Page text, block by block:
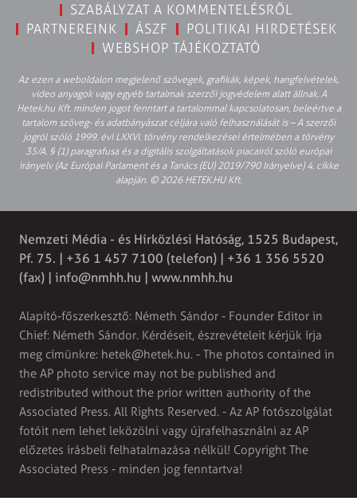
SZABÁLYZAT A KOMMENTELÉSRŐL
PARTNEREINK
ÁSZF
POLITIKAI HIRDETÉSEK
WEBSHOP TÁJÉKOZTATÓ
Az ezen a weboldalon megjelenő szövegek, grafikák, képek, hangfelvételek,
video anyagok vagy egyéb tartalmak szerzői jogvédelem alatt állnak. A
Hetek.hu Kft. minden jogot fenntart a tartalommal kapcsolatosan, beleértve a
tartalom szöveg- és adatbányászat céljára való felhasználását is – A szerzői
jogról szóló 1999. évi LXXVI. törvény rendelkezései értelmében a törvény
35/A. § (1) paragrafusa és a digitális szolgáltatások piacairól szóló európai
irányelv (Az Európai Parlament és a Tanács (EU) 2019/790 Irányelve) 4. cikke
alapján. © 2026 HETEK.HU Kft.
Nemzeti Média - és Hírközlési Hatóság, 1525 Budapest,
Pf. 75. | +36 1 457 7100 (telefon) | +36 1 356 5520
(fax) | info@nmhh.hu | www.nmhh.hu
Alapító-főszerkesztő: Németh Sándor - Founder Editor in
Chief: Németh Sándor. Kérdéseit, észrevételeit kérjük írja
meg címünkre: hetek@hetek.hu. - The photos contained in
the AP photo service may not be published and
redistributed without the prior written authority of the
Associated Press. All Rights Reserved. - Az AP fotószolgálat
fotóit nem lehet leközölni vagy újrafelhasználni az AP
előzetes írásbeli felhatalmazása nélkül! Copyright The
Associated Press - minden jog fenntartva!